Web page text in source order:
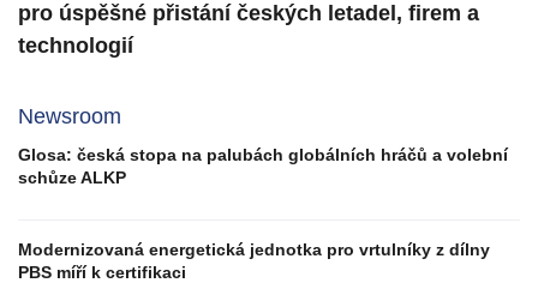
pro úspěšné přistání českých letadel, firem a
technologií
Newsroom
Glosa: česká stopa na palubách globálních hráčů a volební
schůze ALKP
Modernizovaná energetická jednotka pro vrtulníky z dílny
PBS míří k certifikaci